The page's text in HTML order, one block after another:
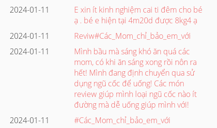
2024-01-11
E xin ít kinh nghiệm cai ti đêm cho bé
ạ . bé e hiện tại 4m20d được 8kg4 ạ
2024-01-11
Reviw#Các_Mom_chỉ_bảo_em_với
2024-01-11
Mình bầu mà sáng khó ăn quá các
mom, có khi ăn sáng xong rồi nôn ra
hết! Mình đang định chuyển qua sử
dụng ngũ cốc để uống! Các món
review giúp mình loại ngũ cốc nào ít
đường mà dễ uống giúp mình với!
2024-01-11
#Các_Mom_chỉ_bảo_em_với